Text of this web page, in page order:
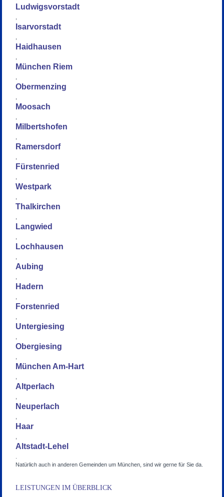
Ludwigsvorstadt
,
Isarvorstadt
,
Haidhausen
,
München Riem
,
Obermenzing
,
Moosach
,
Milbertshofen
,
Ramersdorf
,
Fürstenried
,
Westpark
,
Thalkirchen
,
Langwied
,
Lochhausen
,
Aubing
,
Hadern
,
Forstenried
,
Untergiesing
,
Obergiesing
,
München Am-Hart
,
Altperlach
,
Neuperlach
,
Haar
,
Altstadt-Lehel
.
Natürlich auch in anderen Gemeinden um München, sind wir gerne für Sie da.
LEISTUNGEN IM ÜBERBLICK